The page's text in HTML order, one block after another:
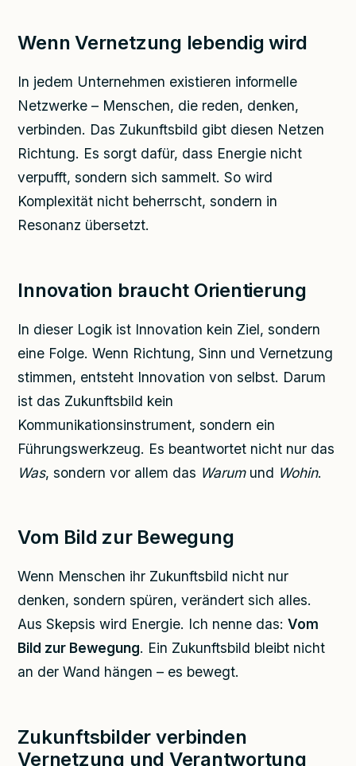
Wenn Vernetzung lebendig wird
In jedem Unternehmen existieren informelle
Netzwerke – Menschen, die reden, denken,
verbinden. Das Zukunftsbild gibt diesen Netzen
Richtung. Es sorgt dafür, dass Energie nicht
verpufft, sondern sich sammelt. So wird
Komplexität nicht beherrscht, sondern in
Resonanz übersetzt.
Innovation braucht Orientierung
In dieser Logik ist Innovation kein Ziel, sondern
eine Folge. Wenn Richtung, Sinn und Vernetzung
stimmen, entsteht Innovation von selbst. Darum
ist das Zukunftsbild kein
Kommunikationsinstrument, sondern ein
Führungswerkzeug. Es beantwortet nicht nur das
Was, sondern vor allem das Warumund Wohin.
Vom Bild zur Bewegung
Wenn Menschen ihr Zukunftsbild nicht nur
denken, sondern spüren, verändert sich alles.
Aus Skepsis wird Energie. Ich nenne das:Vom
Bild zur Bewegung. Ein Zukunftsbild bleibt nicht
an der Wand hängen – es bewegt.
Zukunftsbilder verbinden
Vernetzung und Verantwortung